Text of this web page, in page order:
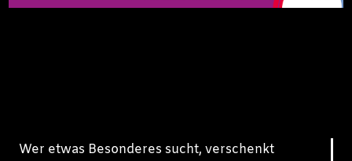
Wer etwas Besonderes sucht, verschenkt